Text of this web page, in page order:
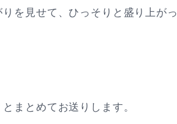
を見せて、ひっそりと盛り上がっ
まとめてお送りします。